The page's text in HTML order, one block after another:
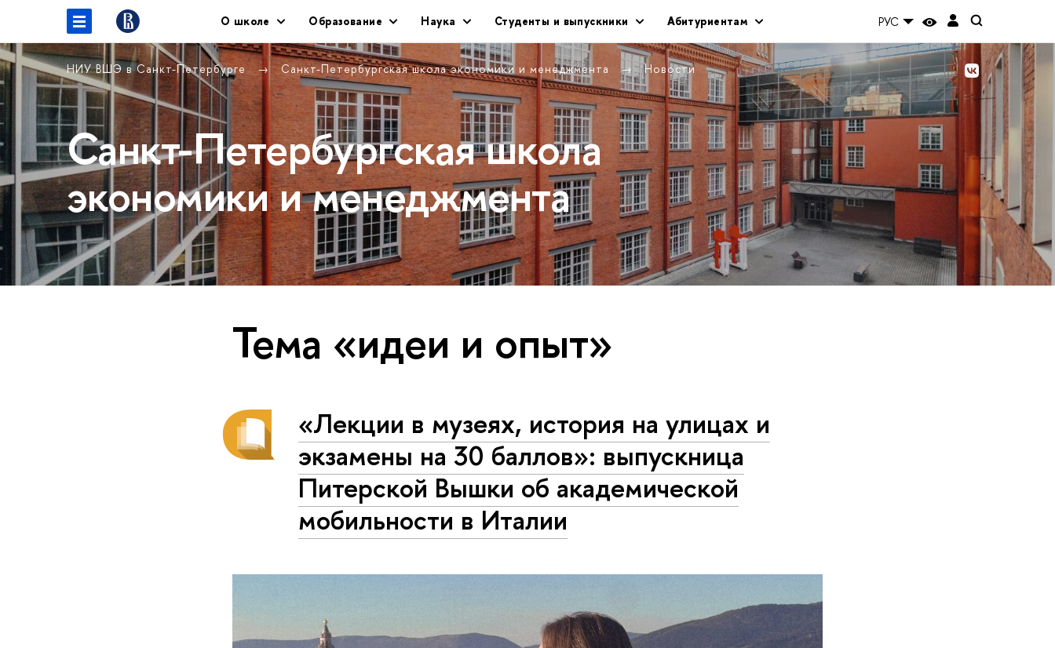
О школе Образование Наука Студенты и выпускники Абитуриентам РУС
НИУ ВШЭ в Санкт-Петербурге Санкт-Петербургская школа экономики и менеджмента Новости
Санкт-Петербургская школа
экономики и менеджмента
Тема «идеи и опыт»
«Лекции в музеях, история на улицах и
экзамены на 30 баллов»: выпускница
Питерской Вышки об академической
мобильности в Италии